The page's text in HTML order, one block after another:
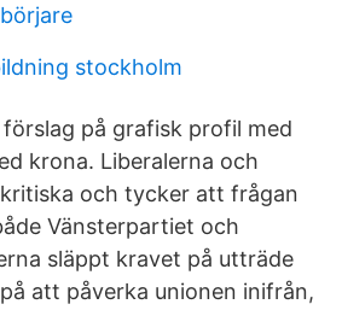
stockholm
på grafisk profil med
krona. Liberalerna och
och tycker att frågan
Vänsterpartiet och
släppt kravet på utträde
att påverka unionen inifrån,